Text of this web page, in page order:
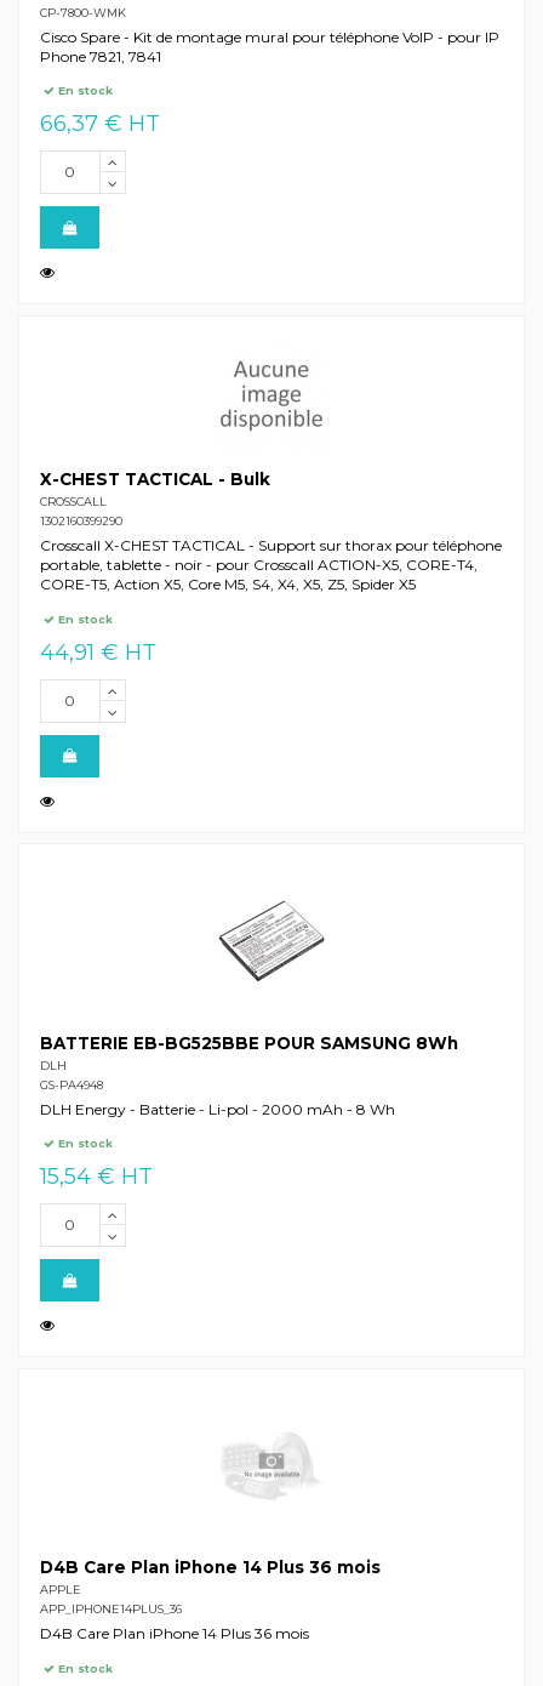
CP-7800-WMK
Cisco Spare - Kit de montage mural pour téléphone VoIP - pour IP
Phone 7821, 7841
En stock
66,37 € HT
X-CHEST TACTICAL - Bulk
CROSSCALL
1302160399290
Crosscall X-CHEST TACTICAL - Support sur thorax pour téléphone
portable, tablette - noir - pour Crosscall ACTION-X5, CORE-T4,
CORE-T5, Action X5, Core M5, S4, X4, X5, Z5, Spider X5
En stock
44,91 € HT
BATTERIE EB-BG525BBE POUR SAMSUNG 8Wh
DLH
GS-PA4948
DLH Energy - Batterie - Li-pol - 2000 mAh - 8 Wh
En stock
15,54 € HT
D4B Care Plan iPhone 14 Plus 36 mois
APPLE
APP_IPHONE14PLUS_36
D4B Care Plan iPhone 14 Plus 36 mois
En stock